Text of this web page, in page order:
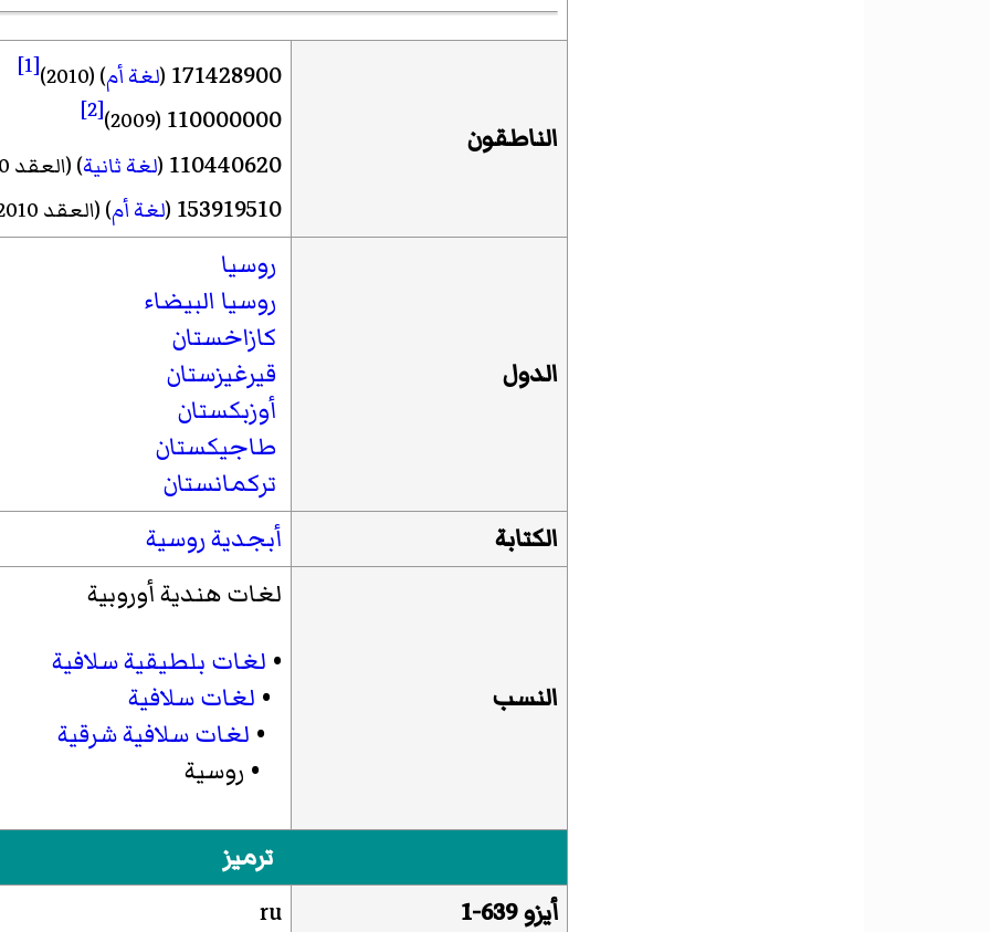
الناطقون
171428900
(لغة أم)
(2010)
[1]
110000000
(2009)
[2]
110440620
(لغة ثانية) (العقد 2010)
153919510
(لغة أم) (العقد 2010)
الدول
روسيا
روسيا البيضاء
كازاخستان
قيرغيزستان
أوزبكستان
طاجيكستان
تركمانستان
الكتابة
أبجدية روسية
النسب
لغات هندية أوروبية
• لغات بلطيقية سلافية
• لغات سلافية
• لغات سلافية شرقية
• روسية
ترميز
أيزو 639-1
ru